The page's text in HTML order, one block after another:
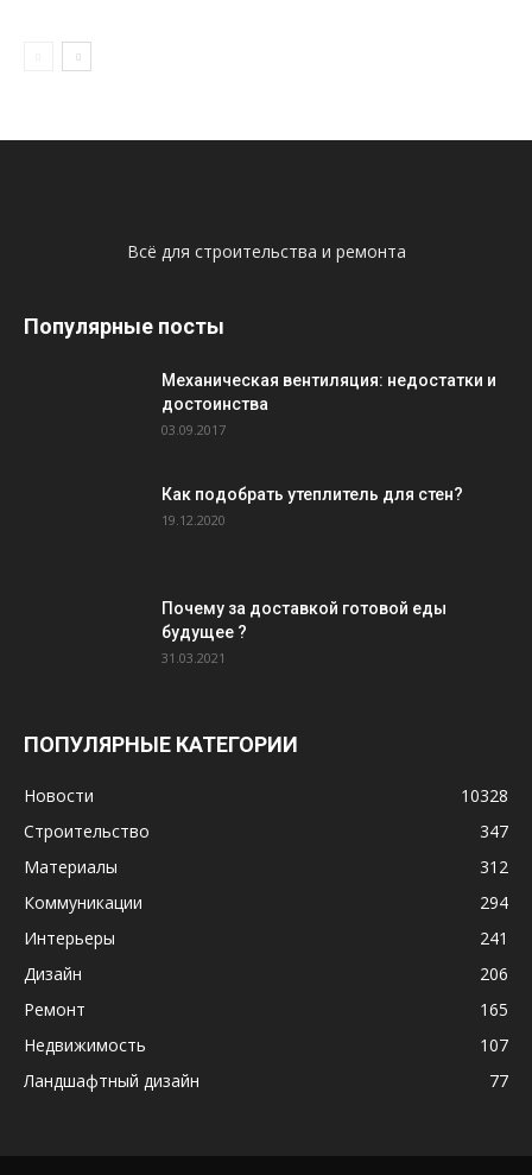
Всё для строительства и ремонта
Популярные посты
Механическая вентиляция: недостатки и
достоинства
03.09.2017
Как подобрать утеплитель для стен?
19.12.2020
Почему за доставкой готовой еды
будущее ?
31.03.2021
ПОПУЛЯРНЫЕ КАТЕГОРИИ
Новости
10328
Строительство
347
Материалы
312
Коммуникации
294
Интерьеры
241
Дизайн
206
Ремонт
165
Недвижимость
107
Ландшафтный дизайн
77